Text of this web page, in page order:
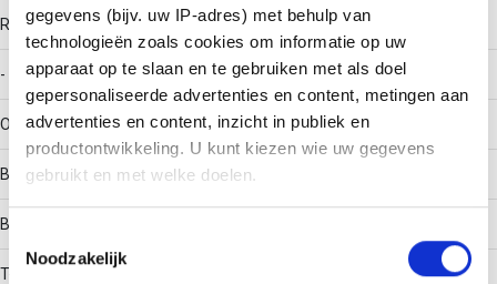
gegevens (bijv. uw IP-adres) met behulp van
technologieën zoals cookies om informatie op uw
apparaat op te slaan en te gebruiken met als doel
gepersonaliseerde advertenties en content, metingen aan
advertenties en content, inzicht in publiek en
productontwikkeling. U kunt kiezen wie uw gegevens
gebruikt en met welke doelen.
Informatie verzamelen over uw geografische locatie,
Noodzakelijk
RAL-nummer
-
Oppervlaktebescherming
Bandverzinkt (sendzimir verzinkt)
Bouwvorm
T-stuk horizontaal